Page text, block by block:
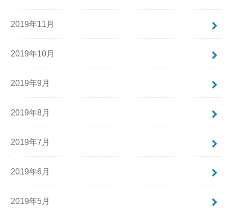
2019年11月
2019年10月
2019年9月
2019年8月
2019年7月
2019年6月
2019年5月